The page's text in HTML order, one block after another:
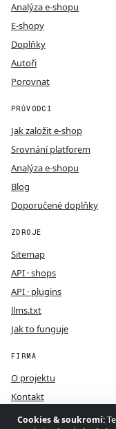
Analýza e-shopu
E-shopy
Doplňky
Autoři
Porovnat
PRŮVODCI
Jak založit e-shop
Srovnání platforem
Analýza e-shopu
Blog
Doporučené doplňky
ZDROJE
Sitemap
API · shops
API · plugins
llms.txt
Jak to funguje
FIRMA
O projektu
Kontakt
GDPR
Cookies & soukromí: